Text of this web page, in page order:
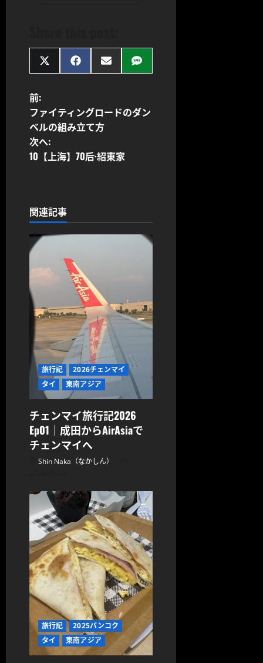
Share
on
Share
on
Share
on
Share
on
投
稿
ナ
ゲ
ー
シ
ョ
ン
前:
ファイティングロードのダン
ベルの組み立て方
次へ:
10【上海】70后·紹東家
関連記事
旅行記
2026チェンマイ
タイ
東南アジア
チェンマイ旅行記2026
Ep01｜成田からAirAsiaで
チェンマイへ
Shin Naka（なかしん）
旅行記
2025バンコク
タイ
東南アジア